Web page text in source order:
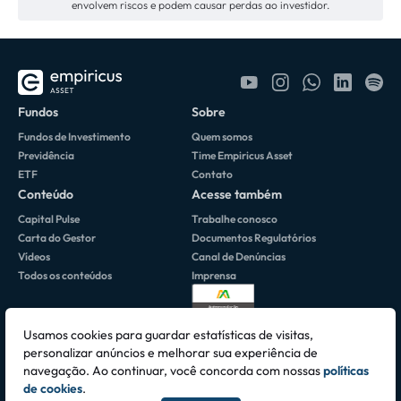
Se precisar de mais informações, não hesite em entrar em
maior controle, decisões mais eficientes, diluição de custos
Confira a lista de fundos incorporados ao Macro Trading:
EMPIRICUS KIT BRASIL FI MULTIMERCADO
EMPIRICUS ESSENCIAL MODERADO FIC
MULTIMERCADO
VITREO RENDA EXTRA FI MULTIMERCADO
EMPIRICUS BONDS USD LIGHT FIC
MULTIMERCADO
EMPIRICUS DÓLAR INCOME FI MULTIMERCADO
VTR CARTEIRA UNIVERSA PARALELO FI
MULTIMERCADO
VITREO AGRO FI MULTIMERCADO
envolvem riscos e podem causar perdas ao investidor.
Fundos
Fundos de Investimento
Previdência
ETF
Sobre
Quem somos
Time Empiricus Asset
Contato
Conteúdo
Capital Pulse
Carta do Gestor
Vídeos
Todos os conteúdos
Acesse também
Trabalhe conosco
Documentos Regulatórios
Canal de Denúncias
Imprensa
Av. Brigadeiro Faria Lima, 3064 • 10º Andar 01451-000 • São Paulo, SP -
Usamos cookies para guardar estatísticas de visitas,
personalizar anúncios e melhorar sua experiência de
navegação. Ao continuar, você concorda com nossaspolíticas
de cookies.